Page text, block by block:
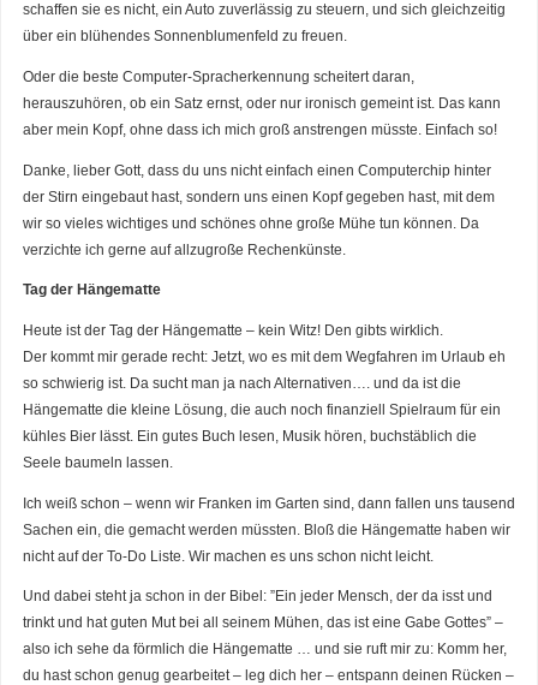
schaffen sie es nicht, ein Auto zuverlässig zu steuern, und sich gleichzeitig
über ein blühendes Sonnenblumenfeld zu freuen.
Oder die beste Computer-Spracherkennung scheitert daran,
herauszuhören, ob ein Satz ernst, oder nur ironisch gemeint ist. Das kann
aber mein Kopf, ohne dass ich mich groß anstrengen müsste. Einfach so!
Danke, lieber Gott, dass du uns nicht einfach einen Computerchip hinter
der Stirn eingebaut hast, sondern uns einen Kopf gegeben hast, mit dem
wir so vieles wichtiges und schönes ohne große Mühe tun können. Da
verzichte ich gerne auf allzugroße Rechenkünste.
Tag der Hängematte
Heute ist der Tag der Hängematte – kein Witz! Den gibts wirklich.
Der kommt mir gerade recht: Jetzt, wo es mit dem Wegfahren im Urlaub eh
so schwierig ist. Da sucht man ja nach Alternativen…. und da ist die
Hängematte die kleine Lösung, die auch noch finanziell Spielraum für ein
kühles Bier lässt. Ein gutes Buch lesen, Musik hören, buchstäblich die
Seele baumeln lassen.
Ich weiß schon – wenn wir Franken im Garten sind, dann fallen uns tausend
Sachen ein, die gemacht werden müssten. Bloß die Hängematte haben wir
nicht auf der To-Do Liste. Wir machen es uns schon nicht leicht.
Und dabei steht ja schon in der Bibel: ”Ein jeder Mensch, der da isst und
trinkt und hat guten Mut bei all seinem Mühen, das ist eine Gabe Gottes” –
also ich sehe da förmlich die Hängematte … und sie ruft mir zu: Komm her,
du hast schon genug gearbeitet – leg dich her – entspann deinen Rücken –